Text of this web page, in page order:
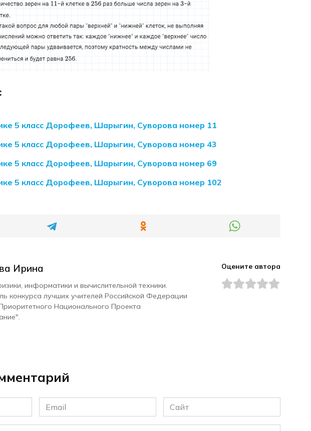
5 класс Дорофеев, Шарыгин, Суворова номер 11
5 класс Дорофеев, Шарыгин, Суворова номер 43
5 класс Дорофеев, Шарыгин, Суворова номер 69
5 класс Дорофеев, Шарыгин, Суворова номер 102
Ирина
информатики и вычислительной техники.
конкурса лучших учителей Российской Федерации
Национального Проекта
Оцените автора
Email
*
Сайт